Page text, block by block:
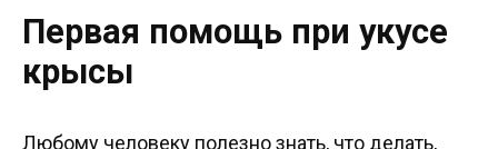
Первая помощь при укусе
крысы
Любому человеку полезно знать, что делать,